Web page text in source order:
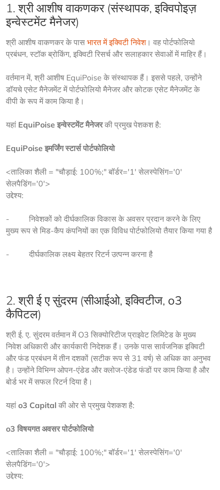
1. श्री आशीष वाकणकर (संस्थापक,इक्विपोइज़
इन्वेस्टमेंट मैनेजर)
श्री आशीष वाकणकर के पास भारत में इक्विटी निवेश। वह पोर्टफोलियो
प्रबंधन, स्टॉक ब्रोकिंग, इक्विटी रिसर्च और सलाहकार सेवाओं में माहिर हैं।
वर्तमान में, श्री आशीष EquiPoise के संस्थापक हैं। इससे पहले, उन्होंने
डॉयचे एसेट मैनेजमेंट में पोर्टफोलियो मैनेजर और कोटक एसेट मैनेजमेंट के
वीपी के रूप में काम किया है।
यहां EquiPoise इन्वेस्टमेंट मैनेजर की प्रमुख पेशकश है:
EquiPoise इमर्जिंग स्टार्स पोर्टफोलियो
<तालिका शैली = "चौड़ाई: 100%;" बॉर्डर='1' सेलस्पेसिंग='0'
सेलपैडिंग='0'>
उद्देश्य:
-          निवेशकों को दीर्घकालिक विकास के अवसर प्रदान करने के लिए
मुख्य रूप से मिड-कैप कंपनियों का एक विविध पोर्टफोलियो तैयार किया गया है
-          दीर्घकालिक लक्ष्य बेहतर रिटर्न उत्पन्न करना है
2. श्री ई ए सुंदरम (सीआईओ, इक्विटीज, o3
कैपिटल)
श्री ई. ए. सुंदरम वर्तमान में O3 सिक्योरिटीज प्राइवेट लिमिटेड के मुख्य
निवेश अधिकारी और कार्यकारी निदेशक हैं। उनके पास सार्वजनिक इक्विटी
और फंड प्रबंधन में तीन दशकों (सटीक रूप से 31 वर्ष) से ​​अधिक का अनुभव
है। उन्होंने विभिन्न ओपन-एंडेड और क्लोज-एंडेड फंडों पर काम किया है और
बोर्ड भर में सफल रिटर्न दिया है।
यहां o3 Capital की ओर से प्रमुख पेशकश है:
o3 विषयगत अवसर पोर्टफोलियो
<तालिका शैली = "चौड़ाई: 100%;" बॉर्डर='1' सेलस्पेसिंग='0'
सेलपैडिंग='0'>
उद्देश्य: